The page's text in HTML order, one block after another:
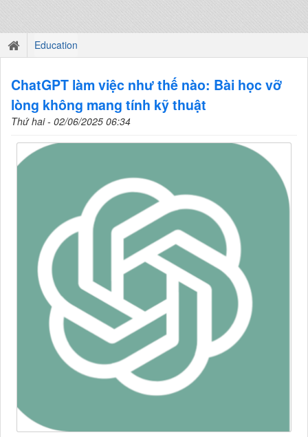
Education
ChatGPT làm việc như thế nào: Bài học vỡ
lòng không mang tính kỹ thuật
Thứ hai - 02/06/2025 06:34